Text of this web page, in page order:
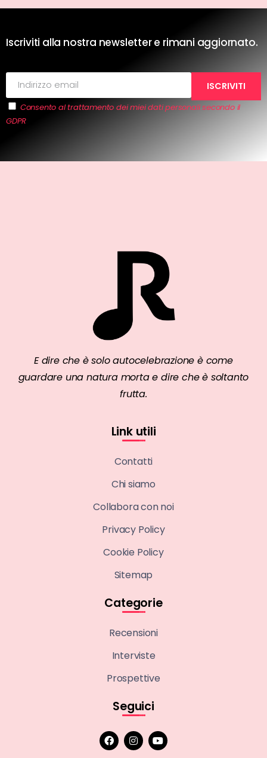
Iscriviti alla nostra newsletter e rimani aggiornato.
Consento al trattamento dei miei dati personali secondo il
GDPR
E dire che è solo autocelebrazione è come
guardare una natura morta e dire che è soltanto
frutta.
Link utili
Contatti
Chi siamo
Collabora con noi
Privacy Policy
Cookie Policy
Sitemap
Categorie
Recensioni
Interviste
Prospettive
Seguici